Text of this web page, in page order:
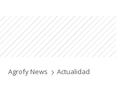
Agrofy News Actualidad